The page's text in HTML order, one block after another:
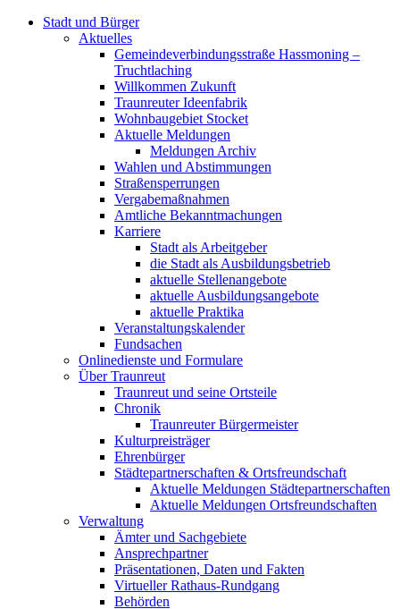
Stadt und Bürger
Aktuelles
Gemeindeverbindungsstraße Hassmoning –
Truchtlaching
Willkommen Zukunft
Traunreuter Ideenfabrik
Wohnbaugebiet Stocket
Aktuelle Meldungen
Meldungen Archiv
Wahlen und Abstimmungen
Straßensperrungen
Vergabemaßnahmen
Amtliche Bekanntmachungen
Karriere
Stadt als Arbeitgeber
die Stadt als Ausbildungsbetrieb
aktuelle Stellenangebote
aktuelle Ausbildungsangebote
aktuelle Praktika
Veranstaltungskalender
Fundsachen
Onlinedienste und Formulare
Über Traunreut
Traunreut und seine Ortsteile
Chronik
Traunreuter Bürgermeister
Kulturpreisträger
Ehrenbürger
Städtepartnerschaften & Ortsfreundschaft
Aktuelle Meldungen Städtepartnerschaften
Aktuelle Meldungen Ortsfreundschaften
Verwaltung
Ämter und Sachgebiete
Ansprechpartner
Präsentationen, Daten und Fakten
Virtueller Rathaus-Rundgang
Behörden